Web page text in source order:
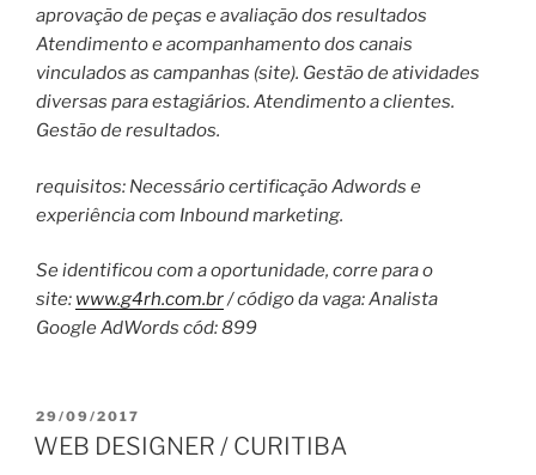
aprovação de peças e avaliação dos resultados
Atendimento e acompanhamento dos canais
vinculados as campanhas (site). Gestão de atividades
diversas para estagiários. Atendimento a clientes.
Gestão de resultados.
requisitos: Necessário certificação Adwords e
experiência com Inbound marketing.
Se identificou com a oportunidade, corre para o
site: www.g4rh.com.br/ código da vaga: Analista
Google AdWords cód: 899
PUBLICADO
EM
29/09/2017
WEB DESIGNER / CURITIBA